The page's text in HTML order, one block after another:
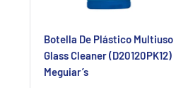
Botella De Plástico Multiuso
Glass Cleaner (D20120PK12)
Meguiar’s